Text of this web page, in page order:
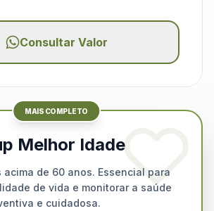
Consultar Valor
MAIS COMPLETO
Melhor Idade
acima de 60 anos. Essencial para
de vida e monitorar a saúde
e cuidadosa.